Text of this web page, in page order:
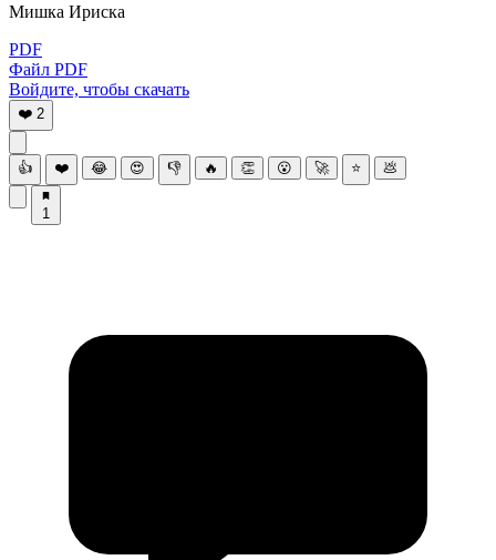
Мишка Ириска
PDF
Файл PDF
Войдите, чтобы скачать
❤️ 2
👍 ❤️ 😂 😍 👎 🔥 👏 😮 🚀 ⭐ 💩
1